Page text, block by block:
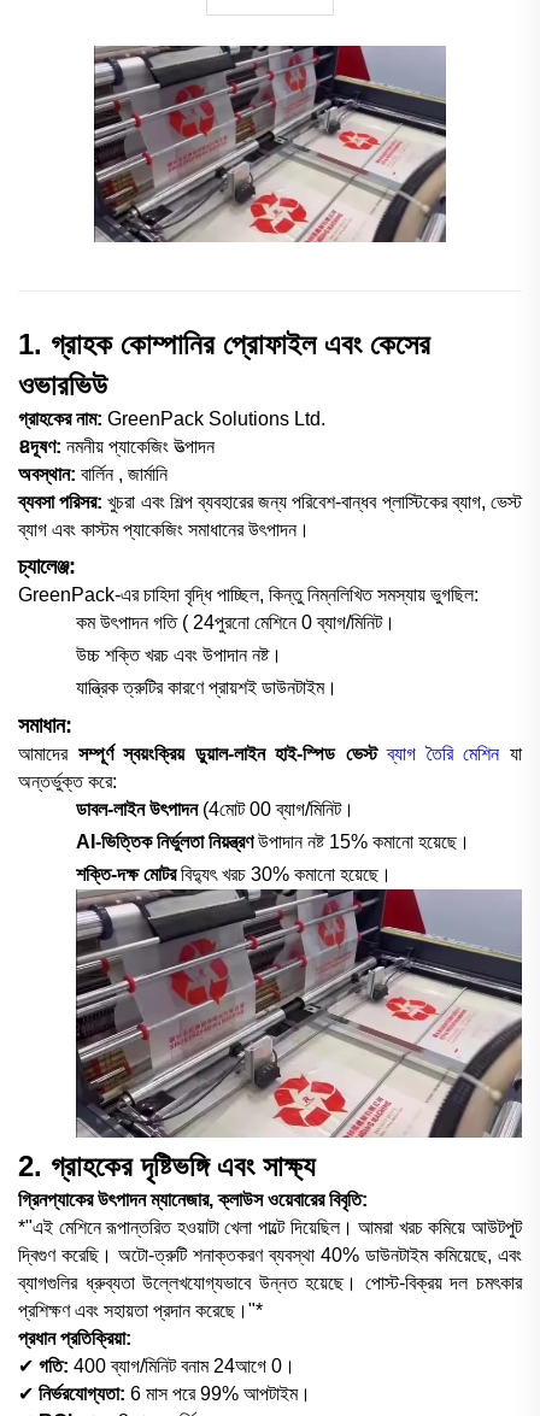
1. গ্রাহক কোম্পানির প্রোফাইল এবং কেসের
ওভারভিউ
গ্রাহকের নাম: GreenPack Solutions Ltd.
ឧদূষণ: নমনীয় প্যাকেজিং উত্পাদন
অবস্থান: বার্লিন , জার্মানি
ব্যবসা পরিসর:খুচরা এবং শিল্প ব্যবহারের জন্য পরিবেশ-বান্ধব প্লাস্টিকের ব্যাগ, ভেস্ট
ব্যাগ এবং কাস্টম প্যাকেজিং সমাধানের উৎপাদন।
চ্যালেঞ্জ:
GreenPack-এর চাহিদা বৃদ্ধি পাচ্ছিল, কিন্তু নিম্নলিখিত সমস্যায় ভুগছিল:
কম উৎপাদন গতি ( 24পুরনো মেশিনে 0 ব্যাগ/মিনিট।
উচ্চ শক্তি খরচ এবং উপাদান নষ্ট।
যান্ত্রিক ত্রুটির কারণে প্রায়শই ডাউনটাইম।
সমাধান:
আমাদের সম্পূর্ণ স্বয়ংক্রিয় ডুয়াল-লাইন হাই-স্পিড ভেস্টব্যাগ তৈরি মেশিনযা
অন্তর্ভুক্ত করে:
ডাবল-লাইন উৎপাদন (4মোট 00 ব্যাগ/মিনিট।
AI-ভিত্তিক নির্ভুলতা নিয়ন্ত্রণউপাদান নষ্ট 15% কমানো হয়েছে।
শক্তি-দক্ষ মোটরবিদ্যুৎ খরচ 30% কমানো হয়েছে।
2. গ্রাহকের দৃষ্টিভঙ্গি এবং সাক্ষ্য
গ্রিনপ্যাকের উৎপাদন ম্যানেজার, ক্লাউস ওয়েবারের বিবৃতি:
*"এই মেশিনে রূপান্তরিত হওয়াটা খেলা পাল্টে দিয়েছিল। আমরা খরচ কমিয়ে আউটপুট
দ্বিগুণ করেছি। অটো-ত্রুটি শনাক্তকরণ ব্যবস্থা 40% ডাউনটাইম কমিয়েছে, এবং
ব্যাগগুলির ধ্রুব্যতা উল্লেখযোগ্যভাবে উন্নত হয়েছে। পোস্ট-বিক্রয় দল চমৎকার
প্রশিক্ষণ এবং সহায়তা প্রদান করেছে।"*
প্রধান প্রতিক্রিয়া:
✔ গতি: 400 ব্যাগ/মিনিট বনাম 24আগে 0।
✔ নির্ভরযোগ্যতা: 6 মাস পরে 99% আপটাইম।